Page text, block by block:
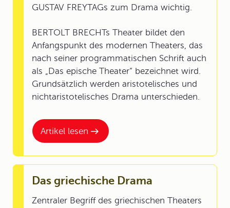
Artikel lesen
GUSTAV FREYTAGs zum Drama wichtig.
BERTOLT BRECHTs Theater bildet den
Anfangspunkt des modernen Theaters, das
nach seiner programmatischen Schrift auch
als „Das epische Theater“ bezeichnet wird.
Grundsätzlich werden aristotelisches und
nichtaristotelisches Drama unterschieden.
Das griechische Drama
Zentraler Begriff des griechischen Theaters